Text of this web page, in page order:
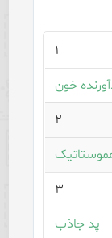
۱
خون
۲
۳
پد جاذب